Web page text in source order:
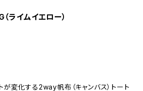
ライムイエロー）
が変化する2way帆布（キャンバス）トート